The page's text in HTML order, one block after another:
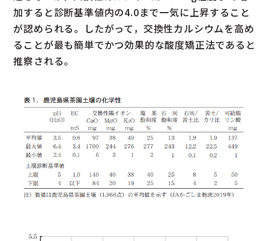
加すると診断基準値内の4.0まで一気に上昇すること
が認められる。したがって，交換性カルシウムを高め
ることが最も簡単でかつ効果的な酸度矯正法であると
推察される。